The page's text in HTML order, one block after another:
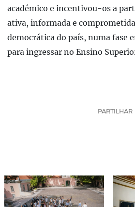
académico e incentivou-os a
ativa, informada e
democrática do país, numa fase
para ingressar no Ensino
PARTILHAR